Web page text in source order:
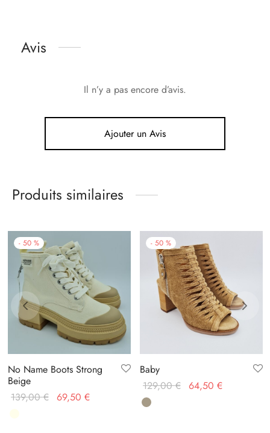
Avis
Il n’y a pas encore d’avis.
Ajouter un Avis
Produits similaires
- 50 %
No Name Boots Strong
Beige
139,00€ Le prix
69,50 €
- 50 %
Baby
129,00€ Le prix
64,50 €